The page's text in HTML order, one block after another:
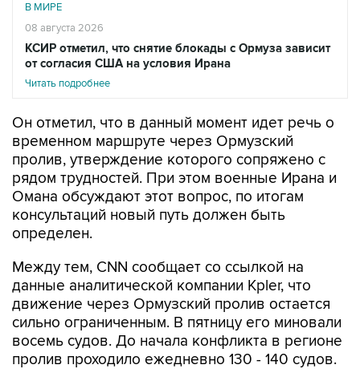
В МИРЕ
08 августа 2026
КСИР отметил, что снятие блокады с Ормуза зависит
от согласия США на условия Ирана
Читать подробнее
Он отметил, что в данный момент идет речь о
временном маршруте через Ормузский
пролив, утверждение которого сопряжено с
рядом трудностей. При этом военные Ирана и
Омана обсуждают этот вопрос, по итогам
консультаций новый путь должен быть
определен.
Между тем, CNN сообщает со ссылкой на
данные аналитической компании Kpler, что
движение через Ормузский пролив остается
сильно ограниченным. В пятницу его миновали
восемь судов. До начала конфликта в регионе
пролив проходило ежедневно 130 - 140 судов.